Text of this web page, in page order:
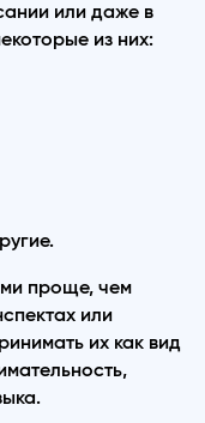
или даже в
из них:
проще, чем
или
их как вид